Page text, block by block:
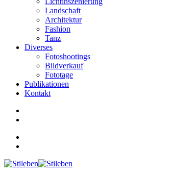
Landschaft
Architektur
Fashion
Tanz
Diverses
Fotoshootings
Bildverkauf
Fototage
Publikationen
Kontakt